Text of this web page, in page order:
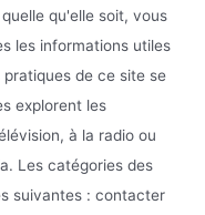
qu'elle soit, vous
les informations utiles
de ce site se
explorent les
à la radio ou
Les catégories des
suivantes : contacter